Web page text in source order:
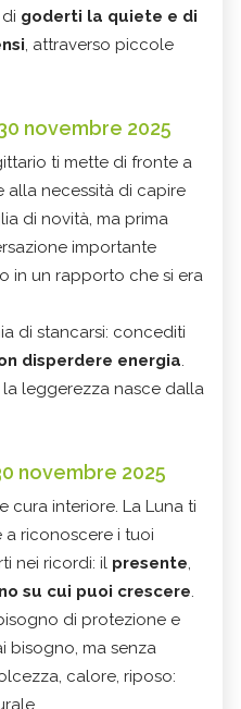
goderti la quiete e di
, attraverso piccole
novembre 2025
ti mette di fronte a
alla necessità di capire
di novità, ma prima
importante
in un rapporto che si era
di stancarsi: concediti
disperdere energia.
leggerezza nasce dalla
novembre 2025
cura interiore. La Luna ti
riconoscere i tuoi
nei ricordi: il presente,
su cui puoi crescere.
di protezione e
bisogno, ma senza
calore, riposo: